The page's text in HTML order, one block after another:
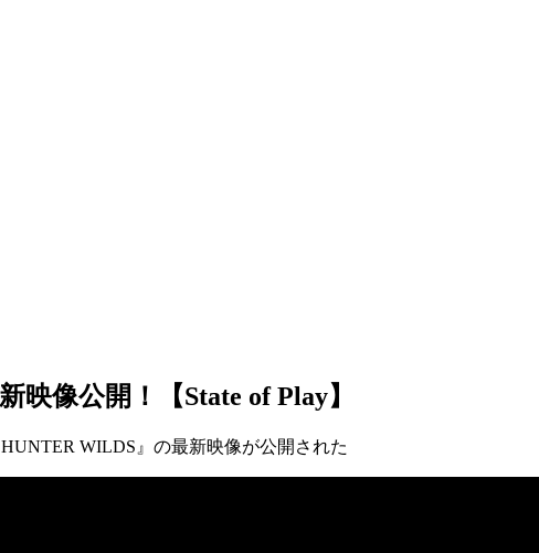
映像公開！【State of Play】
WILDS』の最新映像が公開された